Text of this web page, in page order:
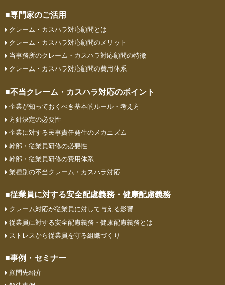
■専門家のご活用
クレーム・カスハラ対応顧問とは
クレーム・カスハラ対応顧問のメリット
当事務所のクレーム・カスハラ対応顧問の特徴
クレーム・カスハラ対応顧問の費⽤体系
■不当クレーム・カスハラ対応のポイント
企業が知っておくべき基本的ルール・考え方
方針決定の必要性
企業に対する民事責任発生のメカニズム
幹部・従業員研修の必要性
幹部・従業員研修の費用体系
業種別の不当クレーム・カスハラ対応
■従業員に対する安全配慮義務・ 健康配慮義務
クレーム対応が従業員に対して与える影響
従業員に対する安全配慮義務・健康配慮義務とは
ストレスから従業員を守る組織づくり
■事例・セミナー
顧問先紹介